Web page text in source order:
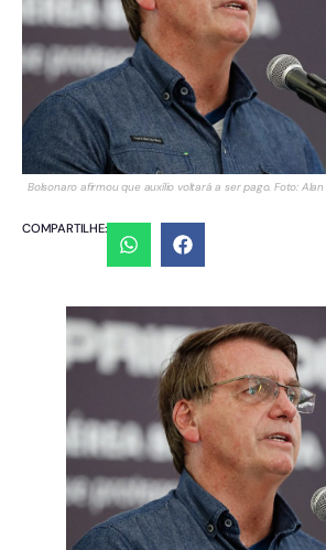
Bolsonaro afirmou que auxílio voltará a ser pago. Foto: Alan
COMPARTILHE: